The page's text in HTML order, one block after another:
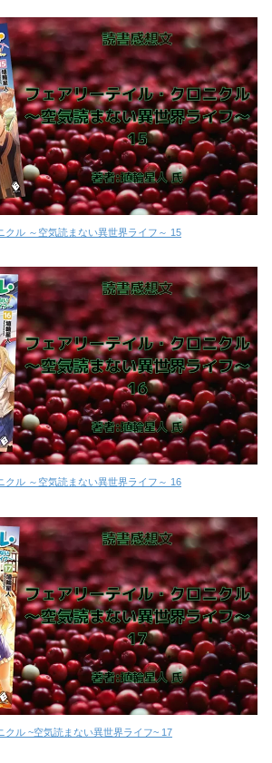
クル ～空気読まない異世界ライフ～ 15
クル ～空気読まない異世界ライフ～ 16
クル ~空気読まない異世界ライフ~ 17